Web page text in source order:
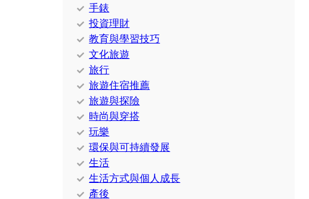
手錶
投資理財
教育與學習技巧
文化旅遊
旅行
旅遊住宿推薦
旅遊與探險
時尚與穿搭
玩樂
環保與可持續發展
生活
生活方式與個人成長
產後